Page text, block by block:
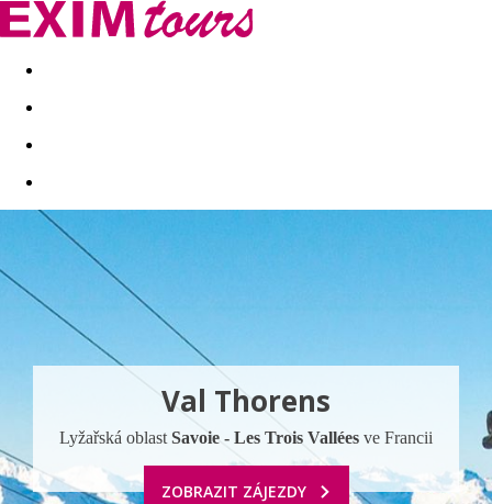
Akční nabídky Last minute
Val Thorens
Lyžařská oblastSavoie - Les Trois Vallées ve Francii
ZOBRAZIT ZÁJEZDY